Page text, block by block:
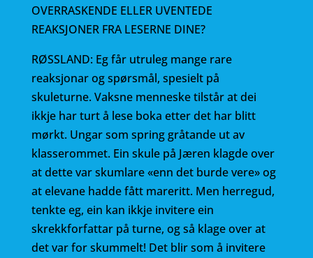
OVERRASKENDE ELLER UVENTEDE
REAKSJONER FRA LESERNE DINE?
RØSSLAND: Eg får utruleg mange rare
reaksjonar og spørsmål, spesielt på
skuleturne. Vaksne menneske tilstår at dei
ikkje har turt å lese boka etter det har blitt
mørkt. Ungar som spring gråtande ut av
klasserommet. Ein skule på Jæren klagde over
at dette var skumlare «enn det burde vere» og
at elevane hadde fått mareritt. Men herregud,
tenkte eg, ein kan ikkje invitere ein
skrekkforfattar på turne, og så klage over at
det var for skummelt! Det blir som å invitere